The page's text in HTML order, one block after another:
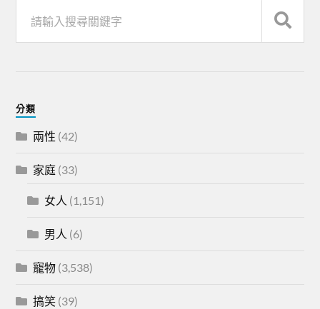
分類
兩性 (42)
家庭 (33)
女人 (1,151)
男人 (6)
寵物 (3,538)
搞笑 (39)